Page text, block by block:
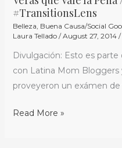
#TransitionsLens
Belleza, Buena Causa/Social
Laura Tellado /August 27, 2014/
Divulgación: Esto es
con Latina Mom Bloggers
proveyeron un exámen
que
Vale
Pena
/
You’ll
Read More »